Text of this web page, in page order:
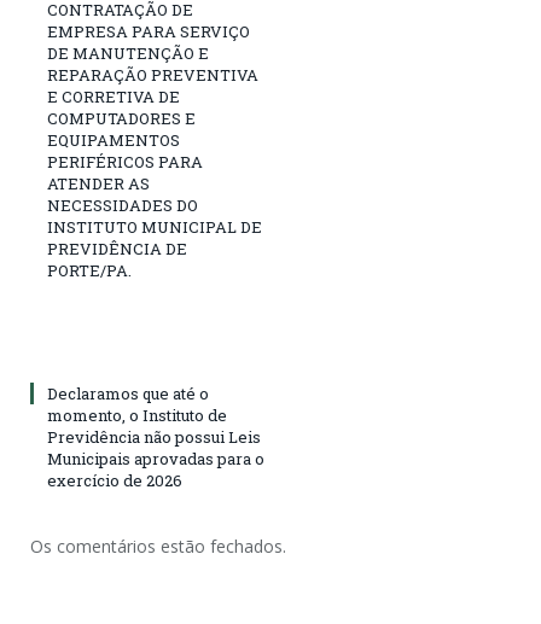
CONTRATAÇÃO DE
EMPRESA PARA SERVIÇO
DE MANUTENÇÃO E
REPARAÇÃO PREVENTIVA
E CORRETIVA DE
COMPUTADORES E
EQUIPAMENTOS
PERIFÉRICOS PARA
ATENDER AS
NECESSIDADES DO
INSTITUTO MUNICIPAL DE
PREVIDÊNCIA DE
PORTE/PA.
Declaramos que até o
momento, o Instituto de
Previdência não possui Leis
Municipais aprovadas para o
exercício de 2026
Os comentários estão fechados.